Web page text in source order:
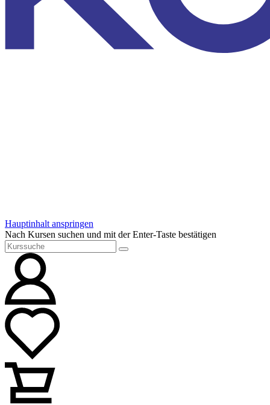
Hauptinhalt anspringen
Nach Kursen suchen und mit der Enter-Taste bestätigen